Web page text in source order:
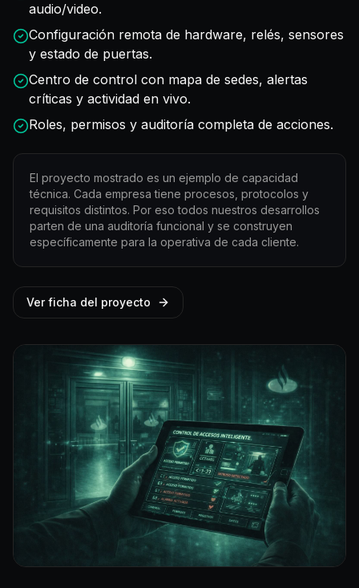
audio/video.
Configuración remota de hardware, relés, sensores
y estado de puertas.
Centro de control con mapa de sedes, alertas
críticas y actividad en vivo.
Roles, permisos y auditoría completa de acciones.
El proyecto mostrado es un ejemplo de capacidad
técnica. Cada empresa tiene procesos, protocolos y
requisitos distintos. Por eso todos nuestros desarrollos
parten de una auditoría funcional y se construyen
específicamente para la operativa de cada cliente.
Ver ficha del proyecto